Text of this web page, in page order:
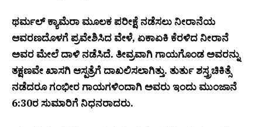
ಥರ್ಮಲ್ ಕ್ಯಾಮೆರಾ ಮೂಲಕ ಪರೀಕ್ಷೆ ನಡೆಸಲು ನೀರಾನೆಯ
ಆವರಣದೊಳಗೆ ಪ್ರವೇಶಿಸಿದ ವೇಳೆ, ಏಕಾಏಕಿ ಕೆರಳಿದ ನೀರಾನೆ
ಅವರ ಮೇಲೆ ದಾಳಿ ನಡೆಸಿದೆ. ತೀವ್ರವಾಗಿ ಗಾಯಗೊಂಡ ಅವರನ್ನು
ತಕ್ಷಣವೇ ಖಾಸಗಿ ಆಸ್ಪತ್ರೆಗೆ ದಾಖಲಿಸಲಾಗಿತ್ತು. ತುರ್ತು ಶಸ್ತ್ರಚಿಕಿತ್ಸೆ
ನಡೆದರೂ ಗಂಭೀರ ಗಾಯಗಳಿಂದಾಗಿ ಅವರು ಇಂದು ಮುಂಜಾನೆ
6:30ರ ಸುಮಾರಿಗೆ ನಿಧನರಾದರು.